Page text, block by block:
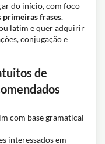
do início, com foco
primeiras frases.
latim e quer adquirir
conjugação e
de
com base gramatical
interessados em